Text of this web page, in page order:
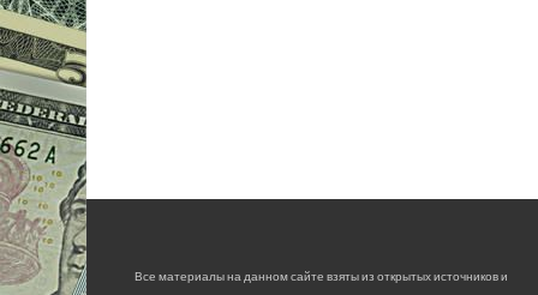
Все материалы на данном сайте взяты из открытых источников и